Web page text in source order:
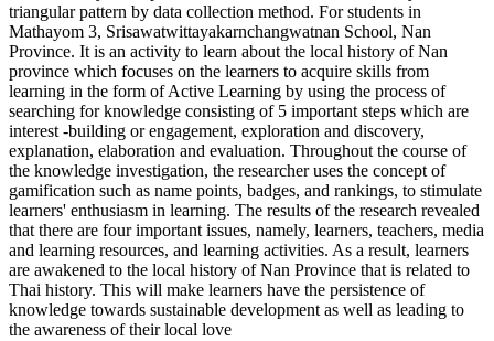
triangular pattern by data collection method. For students in
Mathayom 3, Srisawatwittayakarnchangwatnan School, Nan
Province. It is an activity to learn about the local history of Nan
province which focuses on the learners to acquire skills from
learning in the form of Active Learning by using the process of
searching for knowledge consisting of 5 important steps which are
interest -building or engagement, exploration and discovery,
explanation, elaboration and evaluation. Throughout the course of
the knowledge investigation, the researcher uses the concept of
gamification such as name points, badges, and rankings, to stimulate
learners' enthusiasm in learning. The results of the research revealed
that there are four important issues, namely, learners, teachers, media
and learning resources, and learning activities. As a result, learners
are awakened to the local history of Nan Province that is related to
Thai history. This will make learners have the persistence of
knowledge towards sustainable development as well as leading to
the awareness of their local love